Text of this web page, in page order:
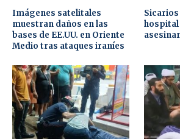
Imágenes satelitales
muestran daños en las
bases de EE.UU. en Oriente
Medio tras ataques iraníes
hospital